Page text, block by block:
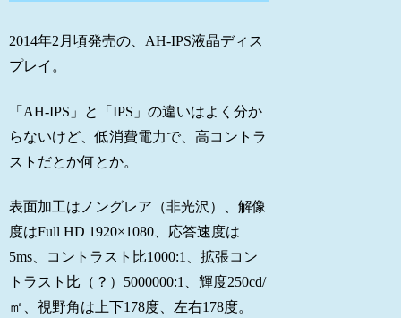
2014年2月頃発売の、AH-IPS液晶ディス
プレイ。
「AH-IPS」と「IPS」の違いはよく分か
らないけど、低消費電力で、高コントラ
ストだとか何とか。
表面加工はノングレア（非光沢）、解像
度はFull HD 1920×1080、応答速度は
5ms、コントラスト比1000:1、拡張コン
トラスト比（？）5000000:1、輝度250cd/
㎡、視野角は上下178度、左右178度。